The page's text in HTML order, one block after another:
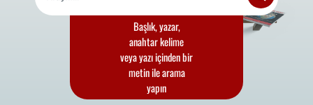
Başlık, yazar,
anahtar kelime
veya yazı içinden bir
metin ile arama
yapın